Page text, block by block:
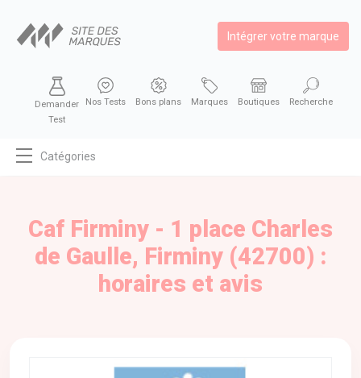
Intégrer votre marque
Demander
Test
Nos Tests Bons plans Marques Boutiques Recherche
Catégories
Caf Firminy - 1 place Charles
de Gaulle, Firminy (42700) :
horaires et avis